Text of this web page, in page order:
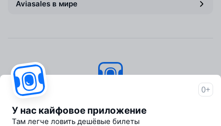
Aviasales в мире
Об Авиасейлс
0+
У нас кайфовое приложение
Там легче ловить дешёвые билеты